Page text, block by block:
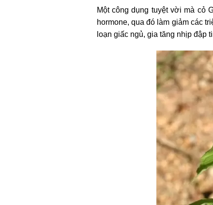
Một công dụng tuyệt vời mà cỏ
hormone, qua đó làm giảm các
loạn giấc ngủ, gia tăng nhịp đập